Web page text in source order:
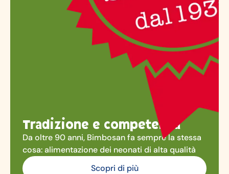
Tradizione e competenza
Da oltre 90 anni, Bimbosan fa sempre la stessa
cosa: alimentazione dei neonati di alta qualità
Scopri di più